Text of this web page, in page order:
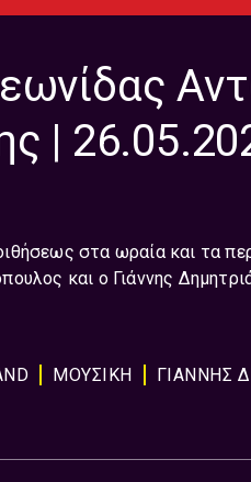
|
στα ωραία και τα
και ο Γιάννης
ΜΟΥΣΙΚΗ
ΓΙΑΝΝΗΣ